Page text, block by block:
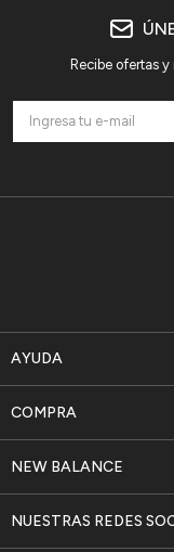
AYUDA
NEW BALANCE
COMPRA
NUESTRAS REDES
Recibe ofertas